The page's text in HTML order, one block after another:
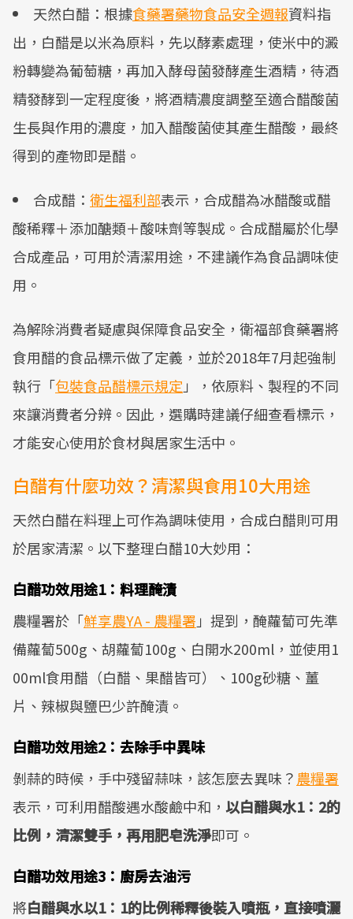
天然白醋：根據食藥署藥物食品安全週報資料指
出，白醋是以米為原料，先以酵素處理，使米中的澱
粉轉變為葡萄糖，再加入酵母菌發酵產生酒精，待酒
精發酵到一定程度後，將酒精濃度調整至適合醋酸菌
生長與作用的濃度，加入醋酸菌使其產生醋酸，最終
得到的產物即是醋。
合成醋： 衛生福利部表示，合成醋為冰醋酸或醋
酸稀釋＋添加醣類＋酸味劑等製成。合成醋屬於化學
合成產品，可用於清潔用途，不建議作為食品調味使
用。
為解除消費者疑慮與保障食品安全，衛福部食藥署將
食用醋的食品標示做了定義，並於2018年7月起強制
執行「包裝食品醋標示規定 」，依原料、製程的不同
來讓消費者分辨。因此，選購時建議仔細查看標示，
才能安心使用於食材與居家生活中。
白醋有什麼功效？清潔與食用10大用途
天然白醋在料理上可作為調味使用，合成白醋則可用
於居家清潔。以下整理白醋10大妙用：
白醋功效用途1：料理醃漬
農糧署於「鮮享農YA - 農糧署 」提到，醃蘿蔔可先準
備蘿蔔500g、胡蘿蔔100g、白開水200ml，並使用1
00ml食用醋（白醋、果醋皆可）、100g砂糖、薑
片、辣椒與鹽巴少許醃漬。
白醋功效用途2：去除手中異味
剝蒜的時候，手中殘留蒜味，該怎麼去異味？ 農糧署
表示，可利用醋酸遇水酸鹼中和， 以白醋與水1：2的
比例，清潔雙手，再用肥皂洗淨即可。
白醋功效用途3：廚房去油污
將白醋與水以1：1的比例稀釋後裝入噴瓶，直接噴灑